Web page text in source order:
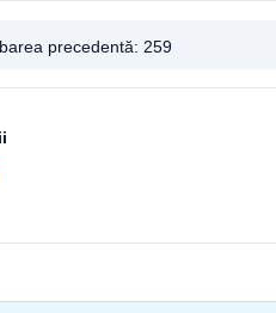
precedentă: 259